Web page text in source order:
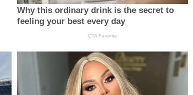
Why this ordinary drink is the secret to
feeling your best every day
CTA Favorite